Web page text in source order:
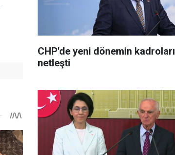
CHP'de yeni dönemin kadroları
netleşti